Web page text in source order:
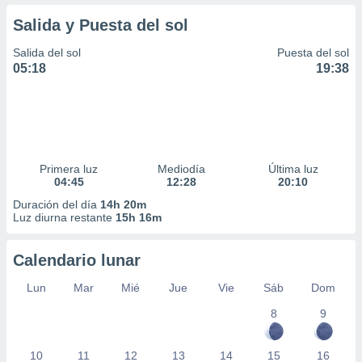
Salida y Puesta del sol
Salida del sol
05:18
Puesta del sol
19:38
Primera luz
04:45
Mediodía
12:28
Última luz
20:10
Duración del día 14h 20m
Luz diurna restante 15h 16m
Calendario lunar
Lun Mar Mié Jue Vie Sáb
Dom
8
9
10 11 12 13 14 15 16